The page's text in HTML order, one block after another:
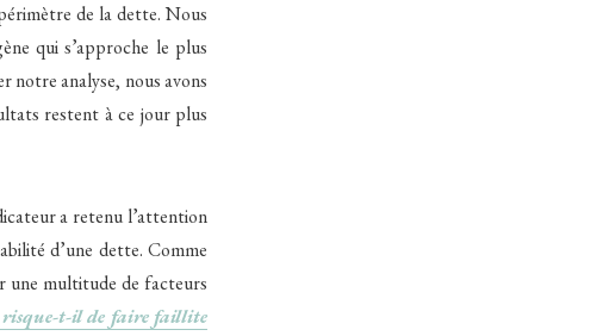
de la dette. Nous
qui s’approche le plus
notre analyse, nous avons
restent à ce jour plus
a retenu l’attention
d’une dette. Comme
une multitude de facteurs
t-il de faire faillite